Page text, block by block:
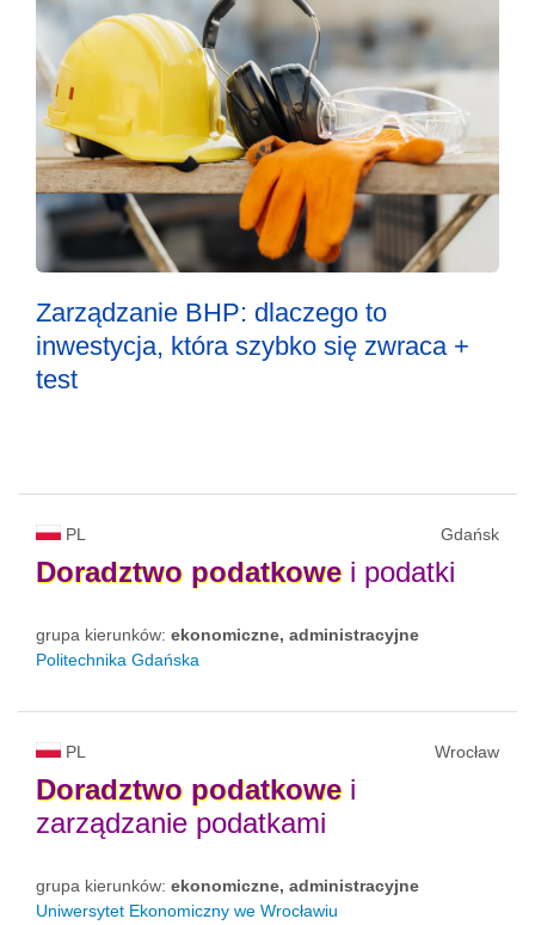
Zarządzanie BHP: dlaczego to
inwestycja, która szybko się zwraca +
test
PL Gdańsk
Doradztwo podatkowei podatki
grupa kierunków: ekonomiczne, administracyjne
Politechnika Gdańska
PL Wrocław
Doradztwo podatkowei
zarządzanie podatkami
grupa kierunków: ekonomiczne, administracyjne
Uniwersytet Ekonomiczny we Wrocławiu